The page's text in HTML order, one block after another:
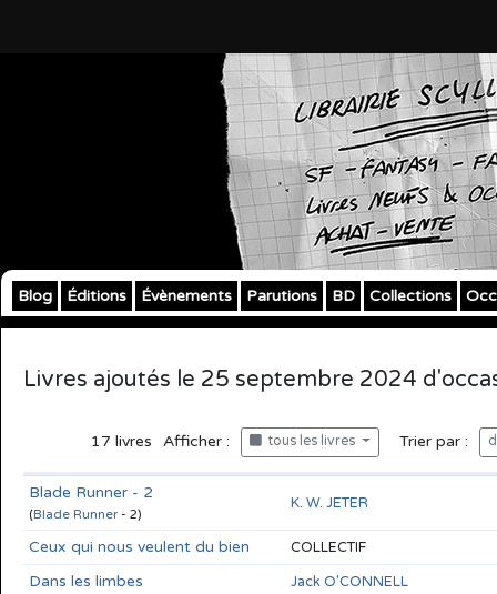
Blog Éditions Évènements Parutions BD Collections
Livres ajoutés le 25 septembre 2024
17 livres Afficher : tous les livres Trier par :
Blade Runner - 2
(Blade Runner- 2)
K. W. JETER
Ceux qui nous veulent du bien COLLECTIF
Dans les limbes Jack O'CONNELL